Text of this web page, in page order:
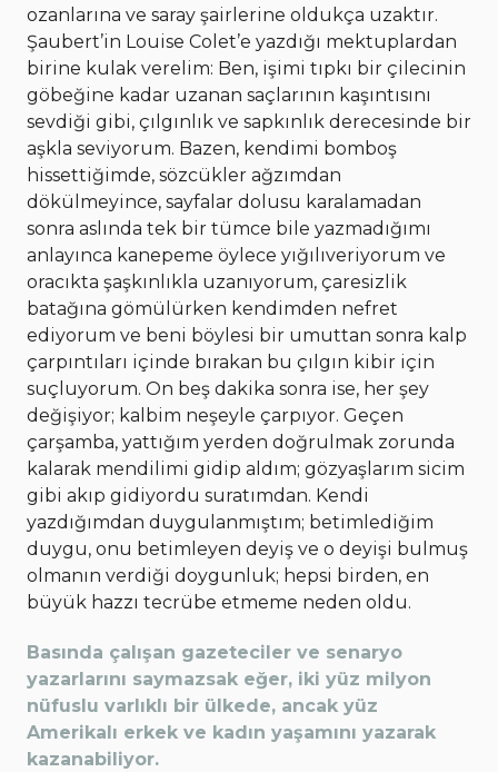
ozanlarına ve saray şairlerine oldukça uzaktır.
Şaubert’in Louise Colet’e yazdığı mektuplardan
birine kulak verelim: Ben, işimi tıpkı bir çilecinin
göbeğine kadar uzanan saçlarının kaşıntısını
sevdiği gibi, çılgınlık ve sapkınlık derecesinde bir
aşkla seviyorum. Bazen, kendimi bomboş
hissettiğimde, sözcükler ağzımdan
dökülmeyince, sayfalar dolusu karalamadan
sonra aslında tek bir tümce bile yazmadığımı
anlayınca kanepeme öylece yığılıveriyorum ve
oracıkta şaşkınlıkla uzanıyorum, çaresizlik
batağına gömülürken kendimden nefret
ediyorum ve beni böylesi bir umuttan sonra kalp
çarpıntıları içinde bırakan bu çılgın kibir için
suçluyorum. On beş dakika sonra ise, her şey
değişiyor; kalbim neşeyle çarpıyor. Geçen
çarşamba, yattığım yerden doğrulmak zorunda
kalarak mendilimi gidip aldım; gözyaşlarım sicim
gibi akıp gidiyordu suratımdan. Kendi
yazdığımdan duygulanmıştım; betimlediğim
duygu, onu betimleyen deyiş ve o deyişi bulmuş
olmanın verdiği doygunluk; hepsi birden, en
büyük hazzı tecrübe etmeme neden oldu.
Basında çalışan gazeteciler ve senaryo
yazarlarını saymazsak eğer, iki yüz milyon
nüfuslu varlıklı bir ülkede, ancak yüz
Amerikalı erkek ve kadın yaşamını yazarak
kazanabiliyor.